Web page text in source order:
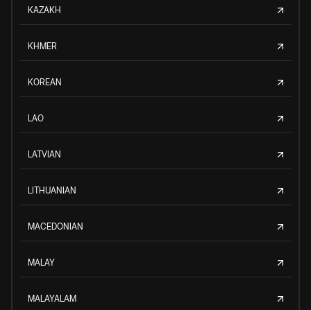
KAZAKH
KHMER
KOREAN
LAO
LATVIAN
LITHUANIAN
MACEDONIAN
MALAY
MALAYALAM